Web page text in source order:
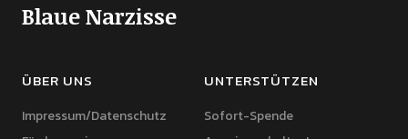
Blaue Narzisse
ÜBER UNS
Impressum/Datenschutz
UNTERSTÜTZEN
Sofort-Spende